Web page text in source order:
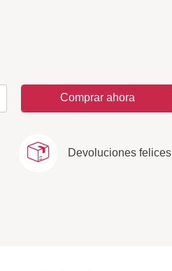
Comprar ahora
Devoluciones felices